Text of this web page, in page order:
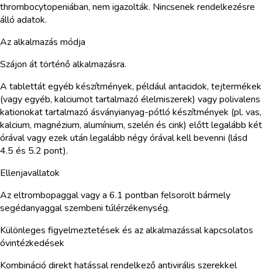
thrombocytopeniában, nem igazolták. Nincsenek rendelkezésre
álló adatok.
Az alkalmazás módja
Szájon át történő alkalmazásra.
A tablettát egyéb készítmények, például antacidok, tejtermékek
(vagy egyéb, kalciumot tartalmazó élelmiszerek) vagy polivalens
kationokat tartalmazó ásványianyag-pótló készítmények (pl. vas,
kalcium, magnézium, alumínium, szelén és cink) előtt legalább két
órával vagy ezek után legalább négy órával kell bevenni (lásd
4.5 és 5.2 pont).
Ellenjavallatok
Az eltrombopaggal vagy a 6.1 pontban felsorolt bármely
segédanyaggal szembeni túlérzékenység.
Különleges figyelmeztetések és az alkalmazással kapcsolatos
óvintézkedések
Kombináció direkt hatással rendelkező antivirális szerekkel